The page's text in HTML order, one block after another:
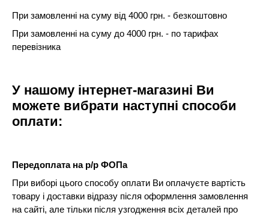
При замовленні на суму від 4000 грн. - безкоштовно
При замовленні на суму до 4000 грн. - по тарифах
перевізника
У нашому інтернет-магазині Ви
можете вибрати наступні способи
оплати:
Передоплата на р/р ФОПа
При виборі цього способу оплати Ви оплачуєте вартість
товару і доставки відразу після оформлення замовлення
на сайті, але тільки після узгодження всіх деталей про